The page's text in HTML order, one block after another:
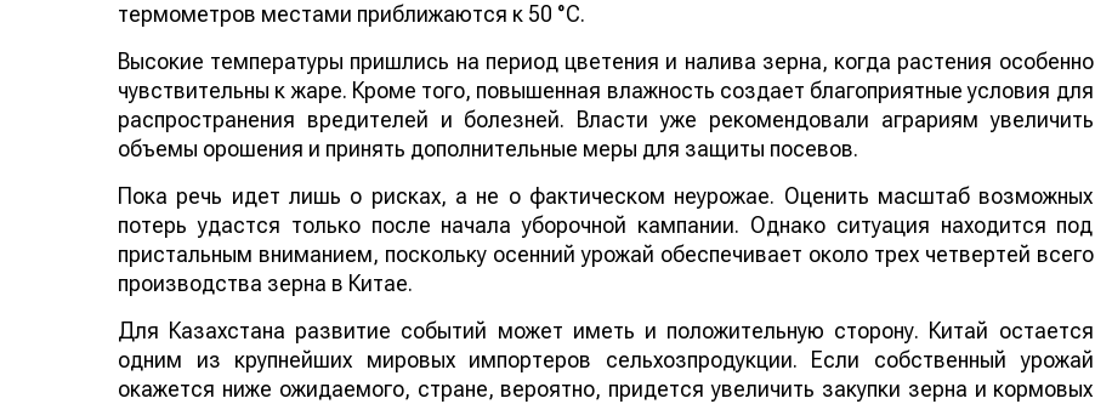
термометров местами приближаются к 50 °C.
Высокие температуры пришлись на период цветения и налива зерна, когда растения особенно
чувствительны к жаре. Кроме того, повышенная влажность создает благоприятные условия для
распространения вредителей и болезней. Власти уже рекомендовали аграриям увеличить
объемы орошения и принять дополнительные меры для защиты посевов.
Пока речь идет лишь о рисках, а не о фактическом неурожае. Оценить масштаб возможных
потерь удастся только после начала уборочной кампании. Однако ситуация находится под
пристальным вниманием, поскольку осенний урожай обеспечивает около трех четвертей всего
производства зерна в Китае.
Для Казахстана развитие событий может иметь и положительную сторону. Китай остается
одним из крупнейших мировых импортеров сельхозпродукции. Если собственный урожай
окажется ниже ожидаемого, стране, вероятно, придется увеличить закупки зерна и кормовых